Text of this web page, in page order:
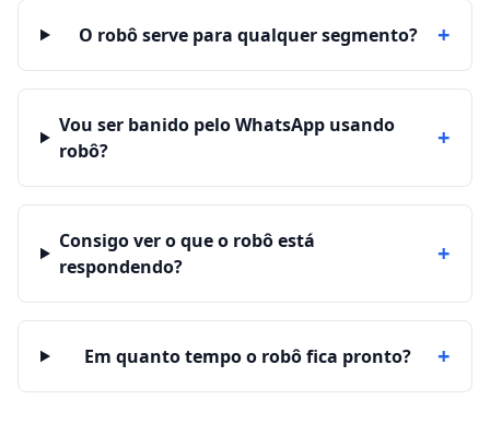
O robô serve para qualquer segmento? +
Vou ser banido pelo WhatsApp usando
robô?
+
Consigo ver o que o robô está
respondendo?
+
Em quanto tempo o robô fica pronto? +